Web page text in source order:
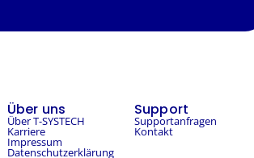
Über uns
Über T-SYSTECH
Karriere
Impressum
Datenschutzerklärung
Support
Supportanfragen
Kontakt